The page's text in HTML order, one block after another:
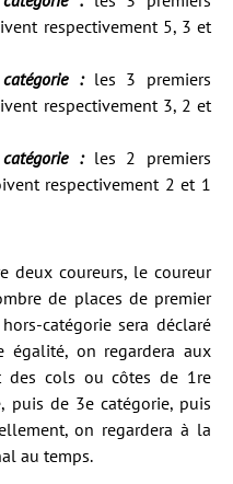
respectivement 5, 3 et
: les 3 premiers
respectivement 3, 2 et
: les 2 premiers
respectivement 2 et 1
deux coureurs, le coureur
de places de premier
catégorie sera déclaré
égalité, on regardera aux
des cols ou côtes de 1re
puis de 3e catégorie, puis
on regardera à la
au temps.